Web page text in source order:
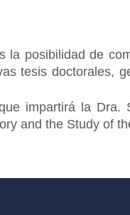
posibilidad de
tesis doctorales,
impartirá la Dra.
and the Study of